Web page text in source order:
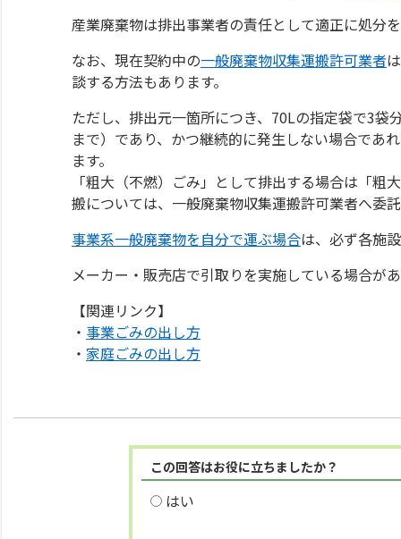
産業廃棄物は排出事業者の責任として適正に処分
なお、現在契約中の一般廃棄物収集運搬許可業者
談する方法もあります。
ただし、排出元一箇所につき、70Lの指定袋で3
まで）であり、かつ継続的に発生しない場合であ
ます。
「粗大（不燃）ごみ」として排出する場合は「
搬については、一般廃棄物収集運搬許可業者へ委
事業系一般廃棄物を自分で運ぶ場合は、必ず各施
メーカー・販売店で引取りを実施している場合が
【関連リンク】
・ 事業ごみの出し方
・ 家庭ごみの出し方
この回答はお役に立ちましたか？
はい